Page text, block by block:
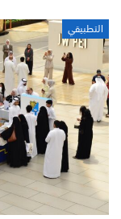
التطبيقي